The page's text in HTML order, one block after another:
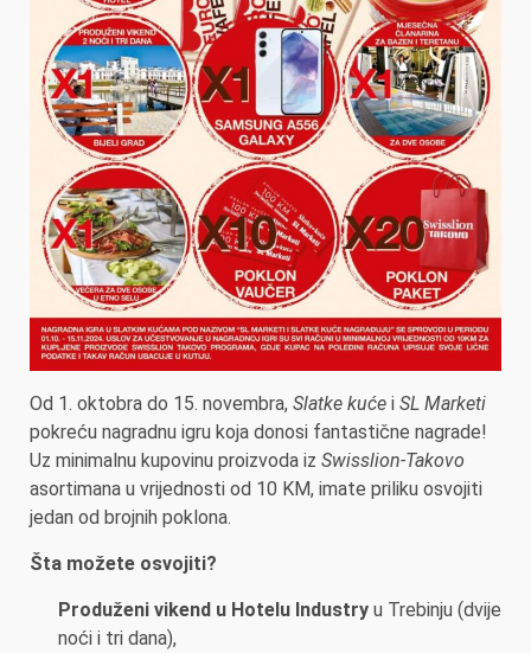
Od 1. oktobra do 15. novembra, Slatke kuće i SL Marketi
pokreću nagradnu igru koja donosi fantastične nagrade!
Uz minimalnu kupovinu proizvoda iz Swisslion-Takovo
asortimana u vrijednosti od 10 KM, imate priliku osvojiti
jedan od brojnih poklona.
Šta možete osvojiti?
Produženi vikend u Hotelu Industry u Trebinju (dvije
noći i tri dana),